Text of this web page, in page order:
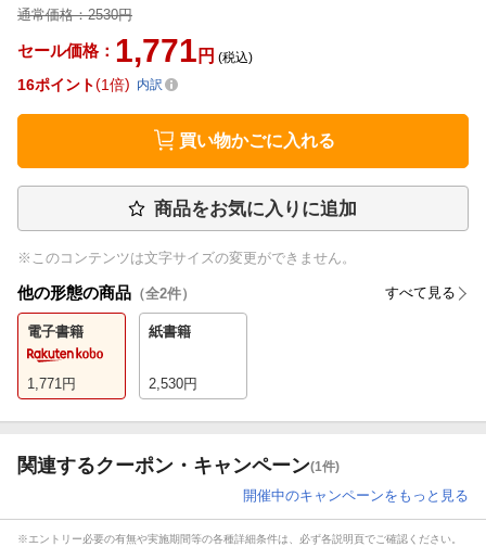
通常価格：2530円
セール価格： 1,771 円 (税込)
16ポイント 1倍 内訳
買い物かごに入れる
商品をお気に入りに追加
※このコンテンツは文字サイズの変更ができません。
他の形態の商品 （全2件） すべて見る
電子書籍
1,771 円
紙書籍
2,530円
関連するクーポン・キャンペーン(1件)
開催中のキャンペーンをもっと見る
※エントリー必要の有無や実施期間等の各種詳細条件は、必ず各説明頁でご確認ください。